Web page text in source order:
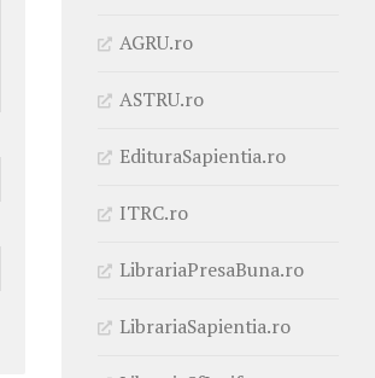
AGRU.ro
ASTRU.ro
EdituraSapientia.ro
ITRC.ro
LibrariaPresaBuna.ro
LibrariaSapientia.ro